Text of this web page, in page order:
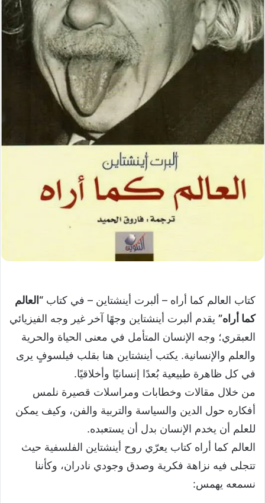
كتاب العالم كما أراه – ألبرت أينشتاين – في كتاب “العالم
كما أراه” يقدم ألبرت أينشتاين وجهًا آخر غير وجه الفيزيائي
العبقري؛ وجه الإنسان المتأمل في معنى الحياة والحرية
والعلم والإنسانية. يكتب أينشتاين هنا بقلب فيلسوفٍ يرى
في كل ظاهرة طبيعية بُعدًا إنسانيًا وأخلاقيًا.
من خلال مقالات وخطابات ومراسلات قصيرة نلمس
أفكاره حول الدين والسياسة والتربية والفن، وكيف يمكن
للعلم أن يخدم الإنسان بدل أن يستعبده.
العالم كما أراه كتاب يعرّي روح أينشتاين الفلسفية حيث
تتجلى فيه نزاهة فكرية وصدق وجودي نادران، وكأننا
نسمعه يهمس: